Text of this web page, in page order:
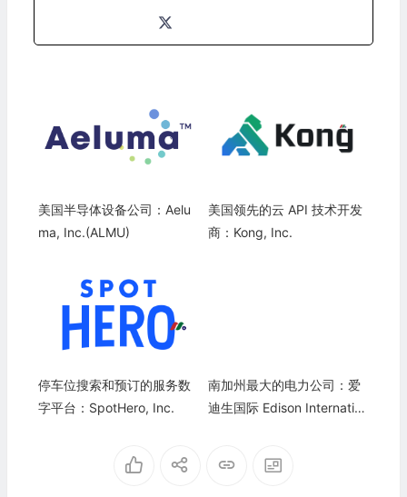
美国半导体设备公司：Aelu
ma, Inc.(ALMU)
美国领先的云 API 技术开发
商：Kong, Inc.
停车位搜索和预订的服务数
字平台：SpotHero, Inc.
南加州最大的电力公司：爱
迪生国际 Edison Internation